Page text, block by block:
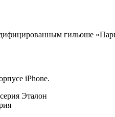
гильоше
iPhone.